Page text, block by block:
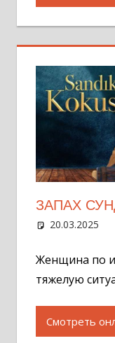
ЗАПАХ
20.03.2025
Женщина по
тяжелую
Смотреть